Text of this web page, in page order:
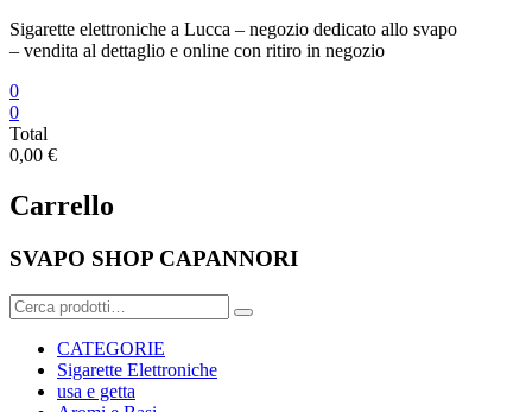
Sigarette elettroniche a Lucca – negozio dedicato allo svapo
– vendita al dettaglio e online con ritiro in negozio
0
0
Total
0,00 €
Carrello
SVAPO SHOP CAPANNORI
Cerca:
CATEGORIE
Sigarette Elettroniche
usa e getta